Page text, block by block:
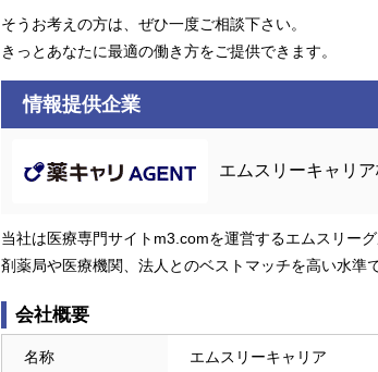
そうお考えの方は、ぜひ一度ご相談下さい。
きっとあなたに最適の働き方をご提供できます。
情報提供企業
エムスリーキャリ
当社は医療専門サイトm3.comを運営するエムスリー
剤薬局や医療機関、法人とのベストマッチを高い水準
会社概要
名称 エムスリーキャリア